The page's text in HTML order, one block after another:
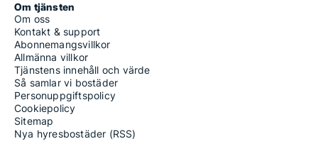
Om tjänsten
Om oss
Kontakt & support
Abonnemangsvillkor
Allmänna villkor
Tjänstens innehåll och värde
Så samlar vi bostäder
Personuppgiftspolicy
Cookiepolicy
Sitemap
Nya hyresbostäder (RSS)